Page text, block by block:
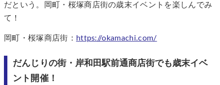
だという。岡町・桜塚商店街の歳末イベントを楽しんでみ
て！
岡町・桜塚商店街： https://okamachi.com/
だんじりの街・岸和田駅前通商店街でも歳末イベ
ント開催！